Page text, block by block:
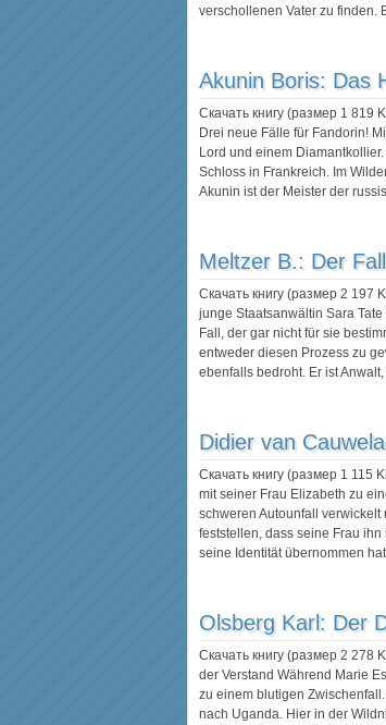
verschollenen Vater zu finden.
Akunin Boris: Das
Скачать книгу (размер 1 819
Drei neue Fälle für Fandorin!
Lord und einem
Schloss in Frankreich. Im
Akunin ist der Meister der
Meltzer B.: Der Fall
Скачать книгу (размер 2 197
junge Staatsanwältin Sara
Fall, der gar nicht für sie
entweder diesen Prozess zu
ebenfalls bedroht. Er ist
Didier van
Скачать книгу (размер 1 115
mit seiner Frau Elizabeth zu
schweren Autounfall
feststellen, dass seine Frau
seine Identität übernommen
Olsberg Karl: Der
Скачать книгу (размер 2 278
der Verstand Während Marie
zu einem blutigen
nach Uganda. Hier in der